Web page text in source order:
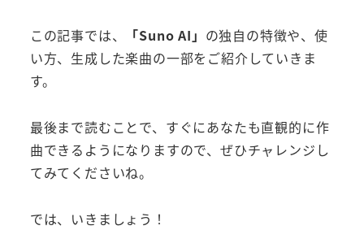
この記事では、 「Suno AI」 の独自の特徴や、使
い方、生成した楽曲の一部をご紹介していきま
す。
最後まで読むことで、すぐにあなたも直観的に作
曲できるようになりますので、ぜひチャレンジし
てみてくださいね。
では、いきましょう！